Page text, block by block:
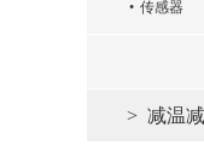
传感器
减温